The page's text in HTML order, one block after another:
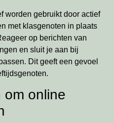
worden gebruikt door actief
met klasgenoten in plaats
op berichten van
en sluit je aan bij
Dit geeft een gevoel
om online